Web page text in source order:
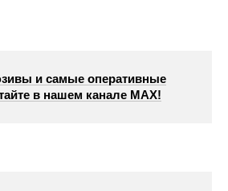
и самые оперативные
в нашем канале МАХ!